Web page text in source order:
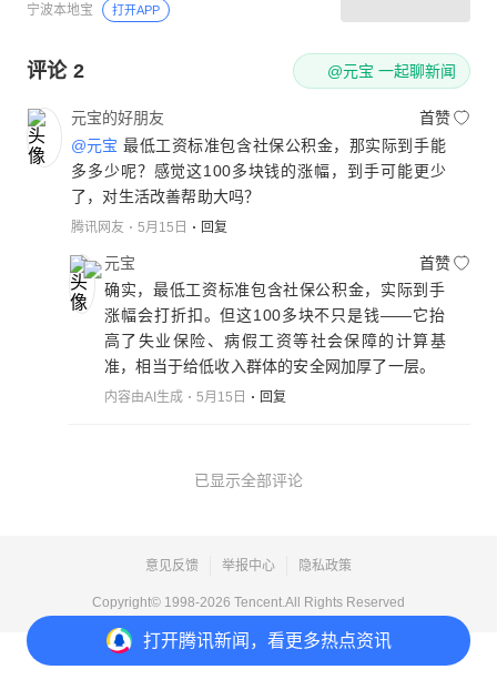
打开腾讯新闻，看更多热点资讯
宁波本地宝 打开APP
评论 2 @元宝 一起聊新闻
元宝的好朋友
首赞
@元宝 最低工资标准包含社保公积金，那实际到手能
多多少呢？感觉这100多块钱的涨幅，到手可能更少
了，对生活改善帮助大吗？
腾讯网友 5月15日 回复
元宝
首赞
确实，最低工资标准包含社保公积金，实际到手
涨幅会打折扣。但这100多块不只是钱——它抬
高了失业保险、病假工资等社会保障的计算基
准，相当于给低收入群体的安全网加厚了一层。
内容由AI生成 5月15日 回复
已显示全部评论
意见反馈 举报中心 隐私政策
Copyright© 1998-2026 Tencent.All Rights Reserved